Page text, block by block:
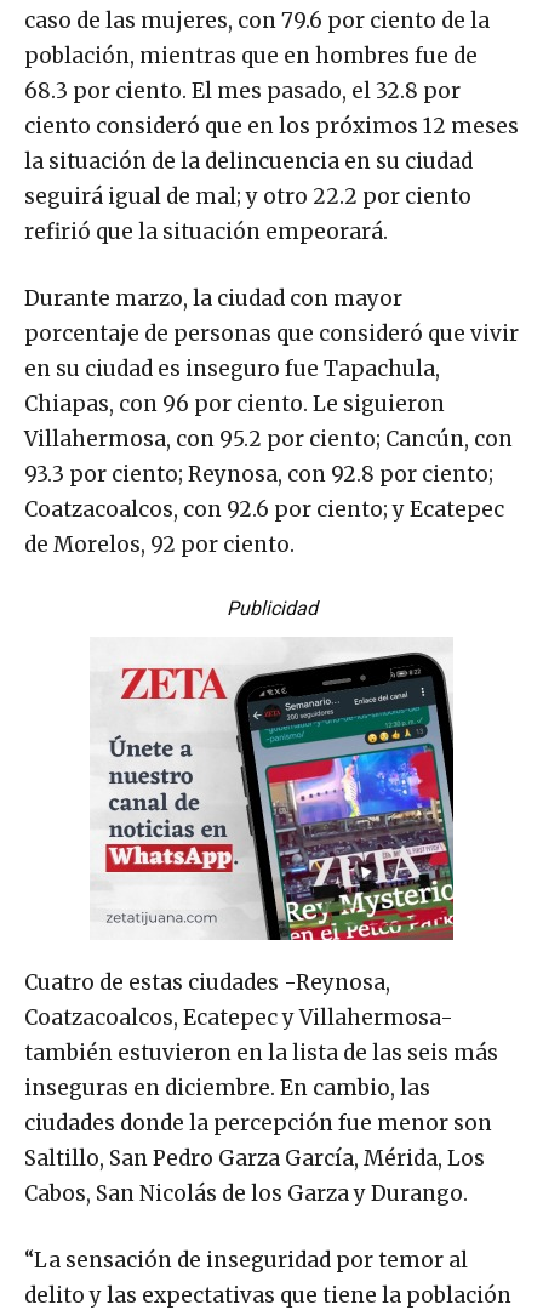
caso de las mujeres, con 79.6 por ciento de la
población, mientras que en hombres fue de
68.3 por ciento. El mes pasado, el 32.8 por
ciento consideró que en los próximos 12 meses
la situación de la delincuencia en su ciudad
seguirá igual de mal; y otro 22.2 por ciento
refirió que la situación empeorará.
Durante marzo, la ciudad con mayor
porcentaje de personas que consideró que vivir
en su ciudad es inseguro fue Tapachula,
Chiapas, con 96 por ciento. Le siguieron
Villahermosa, con 95.2 por ciento; Cancún, con
93.3 por ciento; Reynosa, con 92.8 por ciento;
Coatzacoalcos, con 92.6 por ciento; y Ecatepec
de Morelos, 92 por ciento.
Publicidad
Cuatro de estas ciudades -Reynosa,
Coatzacoalcos, Ecatepec y Villahermosa-
también estuvieron en la lista de las seis más
inseguras en diciembre. En cambio, las
ciudades donde la percepción fue menor son
Saltillo, San Pedro Garza García, Mérida, Los
Cabos, San Nicolás de los Garza y Durango.
“La sensación de inseguridad por temor al
delito y las expectativas que tiene la población